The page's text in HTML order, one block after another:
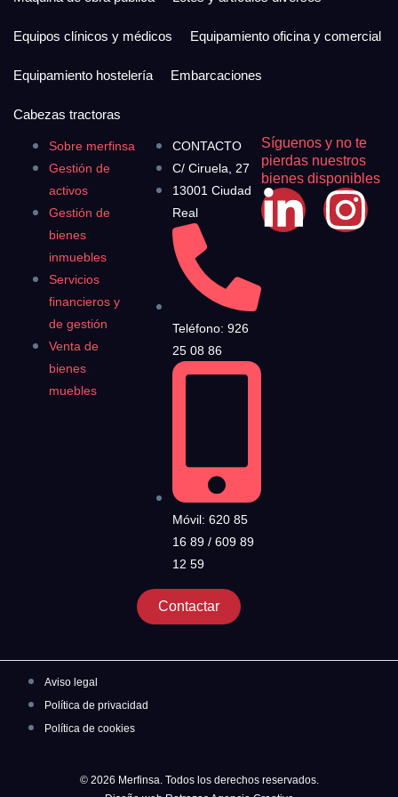
Sobre merfinsa
Gestión de
activos
Gestión de
bienes
inmuebles
Servicios
financieros y
de gestión
Venta de
bienes
muebles
CONTACTO
C/ Ciruela, 27
13001 Ciudad
Real
Teléfono: 926
25 08 86
Móvil: 620 85
16 89 / 609 89
12 59
Contactar
Síguenos y no te
pierdas nuestros
bienes disponibles
Equipos clínicos y médicos Equipamiento oficina y comercial
Equipamiento hostelería Embarcaciones
Cabezas tractoras
Aviso legal
Política de privacidad
Política de cookies
© 2026 Merfinsa. Todos los derechos reservados.